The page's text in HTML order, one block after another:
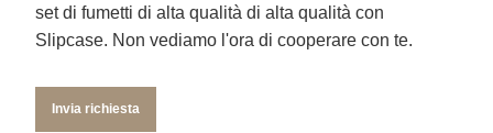
set di fumetti di alta qualità di alta qualità con
Slipcase. Non vediamo l'ora di cooperare con te.
Invia richiesta